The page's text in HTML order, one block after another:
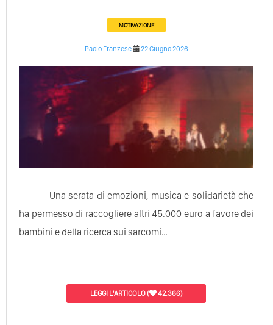
MOTIVAZIONE
Paolo Franzese 22 Giugno 2026
Una serata di emozioni, musica e solidarietà che
ha permesso di raccogliere altri 45.000 euro a favore dei
bambini e della ricerca sui sarcomi…
LEGGI L'ARTICOLO( 42.366)